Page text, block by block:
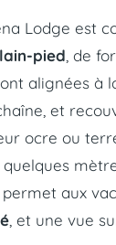
Lodge est
pied , de
alignées à
et
ocre ou
aux
, et une vue